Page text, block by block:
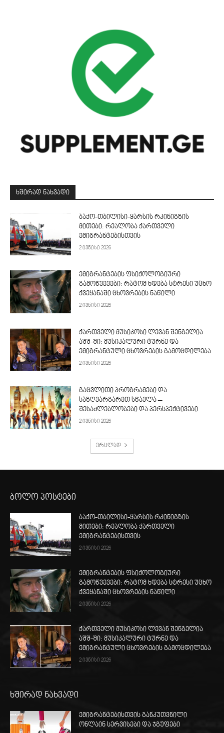
ᲮᲨᲘᲠᲐᲓ ᲜᲐᲮᲕᲐᲓᲘ
ბაქო-თბილისი-ყარსის რკინიგზის
მითები: რეალობა ქართველი
ემიგრანტებისთვის
2 ივნისი 2026
ემიგრანტების ფსიქოლოგიური
გამოწვევები: რატომ ხდება სტრესი უცხო
ქვეყანაში ცხოვრების ნაწილი
2 ივნისი 2026
ქართველი მუსიკოსი ლევან შენგელია
აშშ-ში: მუსიკალური ტურნე და
ემიგრანტული ცხოვრების გამოცდილება
2 ივნისი 2026
გაცვლითი პროგრამები და
საზღვარგარეთ სწავლა –
შესაძლებლობები და პერსპექტივები
2 ივნისი 2026
ვრცლად
ბოლო პოსტები
ბაქო-თბილისი-ყარსის რკინიგზის
მითები: რეალობა ქართველი
ემიგრანტებისთვის
2 ივნისი 2026
ემიგრანტების ფსიქოლოგიური
გამოწვევები: რატომ ხდება სტრესი უცხო
ქვეყანაში ცხოვრების ნაწილი
2 ივნისი 2026
ქართველი მუსიკოსი ლევან შენგელია
აშშ-ში: მუსიკალური ტურნე და
ემიგრანტული ცხოვრების გამოცდილება
2 ივნისი 2026
ხშირად ნახვადი
ემიგრანტებისთვის განკუთვნილი
ონლაინ სერვისები და ჯგუფები